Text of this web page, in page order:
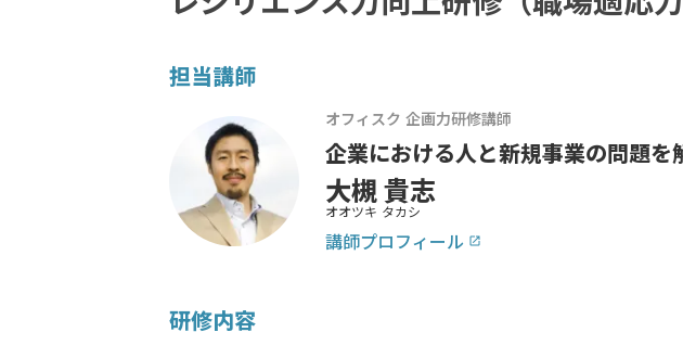
担当講師
オフィスク 企画力研修講師
企業における人と新規事業の問題を
大槻 貴志
オオツキ タカシ
講師プロフィール launch
研修内容